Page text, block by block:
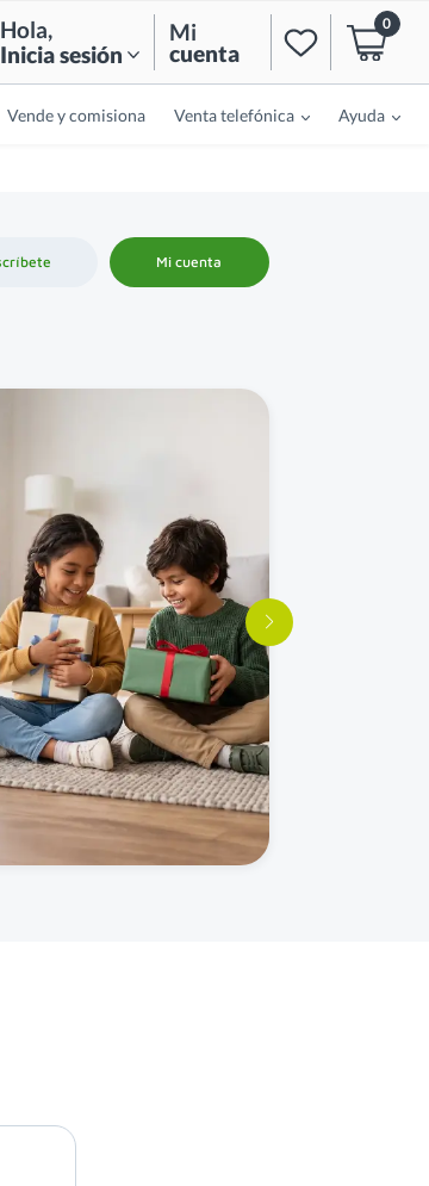
Hola,
Inicia sesión
Mi
cuenta
0
Vende y comisiona Venta telefónica Ayuda